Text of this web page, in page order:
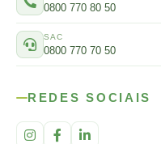
0800 770 80 50
SAC
0800 770 70 50
REDES SOCIAIS